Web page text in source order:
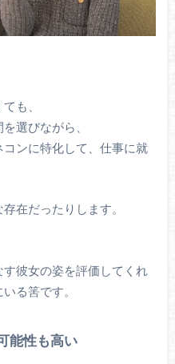
も、
選びながら、
ンに特化して、仕事に就
在だったりします。
彼女の姿を評価してくれ
る筈です。
能性も高い